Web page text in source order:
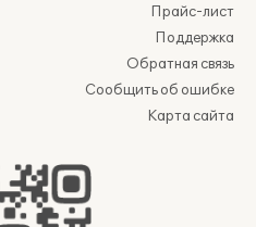
Прайс-лист
Поддержка
Обратная связь
Сообщить об ошибке
Карта сайта